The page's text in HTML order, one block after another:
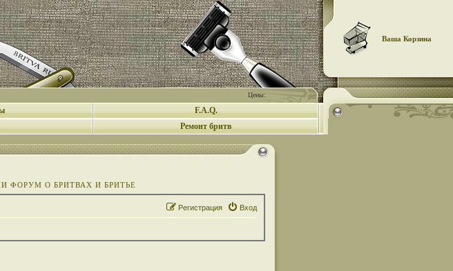
Цены:
Ваша Корзина
F.A.Q.
Ремонт бритв
ФОРУМ О БРИТВАХ И БРИТЬЕ
Вход
Регистрация